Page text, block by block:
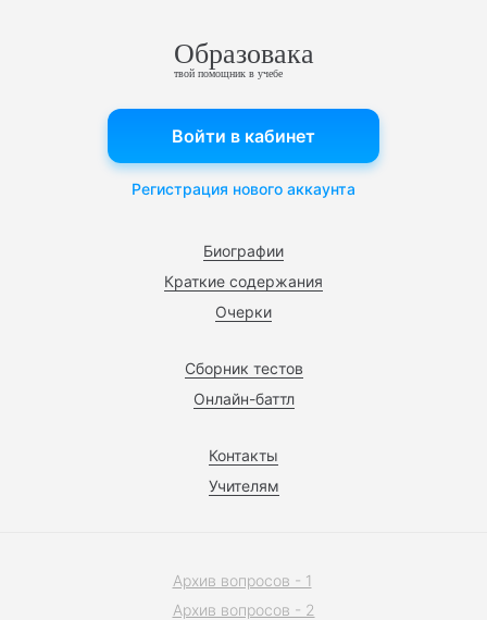
Образовака
твой помощник в учебе
Биографии
Краткие содержания
Очерки
Сборник тестов
Онлайн-баттл
Контакты
Учителям
Войти в кабинет
Регистрация нового аккаунта
Архив вопросов - 1
Архив вопросов - 2